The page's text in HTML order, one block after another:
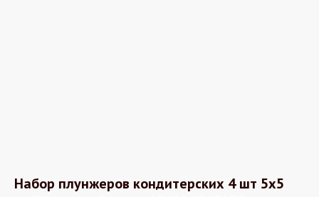
Набор плунжеров кондитерских 4 шт 5х5